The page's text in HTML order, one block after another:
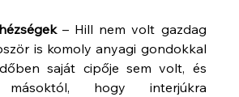
– Hill nem volt gazdag
is komoly anyagi gondokkal
saját cipője sem volt, és
másoktól, hogy interjúkra